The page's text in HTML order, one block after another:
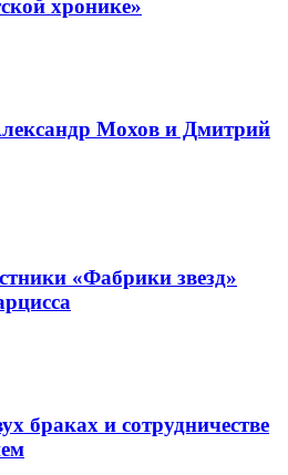
хронике»
Мохов и Дмитрий
«Фабрики звезд»
браках и сотрудничестве